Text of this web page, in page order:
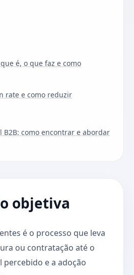
é, o que faz e como
rate e como reduzir
B2B: como encontrar e abordar
objetiva
é o processo que leva
ou contratação até o
e a adoção